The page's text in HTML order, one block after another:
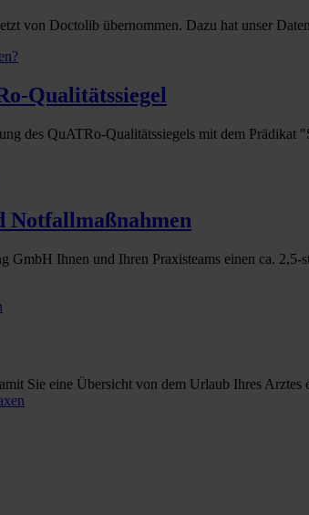
von Doctolib übernommen. Dazu hat unser
Qualitätssiegel
des QuATRo-Qualitätssiegels mit dem
Notfallmaßnahmen
Ihnen und Ihren Praxisteams einen ca.
Sie eine Übersicht von dem Urlaub Ihres